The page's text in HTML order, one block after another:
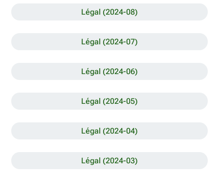
Légal (2024-08)
Légal (2024-07)
Légal (2024-06)
Légal (2024-05)
Légal (2024-04)
Légal (2024-03)